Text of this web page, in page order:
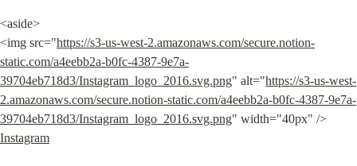
<aside>
<img src="https://s3-us-west-2.amazonaws.com/secure.notion-
static.com/a4eebb2a-b0fc-4387-9e7a-
39704eb718d3/Instagram_logo_2016.svg.png" alt="https://s3-us-west-
2.amazonaws.com/secure.notion-static.com/a4eebb2a-b0fc-4387-9e7a-
39704eb718d3/Instagram_logo_2016.svg.png
Instagram